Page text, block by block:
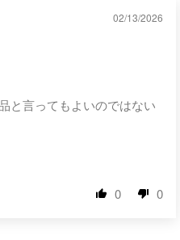
02/13/2026
と言ってもよいのではない
0 0